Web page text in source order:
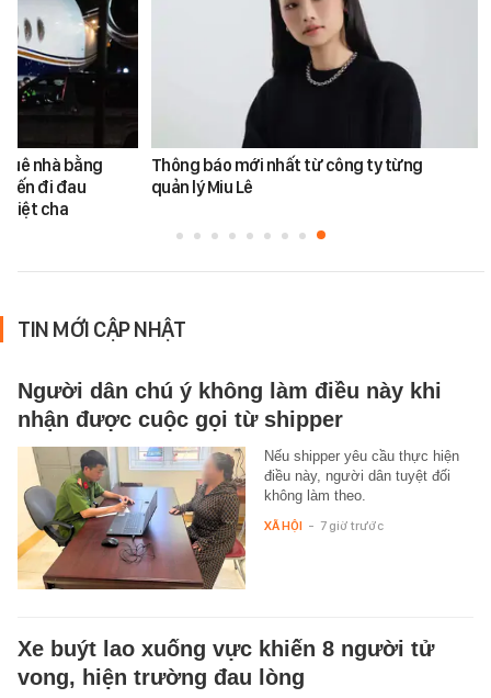
nhà bằng
đi đau
biệt cha
Thông báo mới nhất từ công ty từng
quản lý Miu Lê
TIN MỚI CẬP NHẬT
Người dân chú ý không làm điều này khi
nhận được cuộc gọi từ shipper
Nếu shipper yêu cầu thực hiện
điều này, người dân tuyệt đối
không làm theo.
XÃ HỘI - 7 giờ trước
Xe buýt lao xuống vực khiến 8 người tử
vong, hiện trường đau lòng